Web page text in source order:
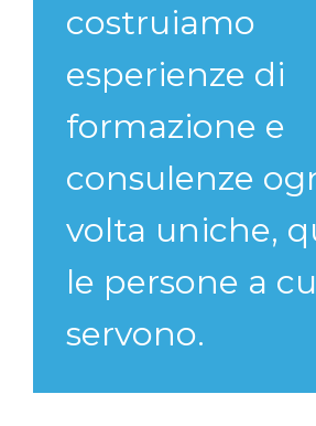
costruiamo
esperienze di
formazione e
consulenze
volta uniche,
le persone a
servono.